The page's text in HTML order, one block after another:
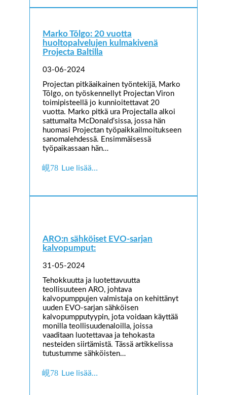
Marko Tõlgo: 20 vuotta
huoltopalvelujen kulmakivenä
Projecta Baltilla
03-06-2024
Projectan pitkäaikainen työntekijä, Marko
Tõlgo, on työskennellyt Projectan Viron
toimipisteellä jo kunnioitettavat 20
vuotta. Marko pitkä ura Projectalla alkoi
sattumalta McDonald’sissa, jossa hän
huomasi Projectan työpaikkailmoitukseen
sanomalehdessä. Ensimmäisessä
työpaikassaan hän…
Lue lisää…
ARO:n sähköiset EVO-sarjan
kalvopumput:
31-05-2024
Tehokkuutta ja luotettavuutta
teollisuuteen ARO, johtava
kalvopumppujen valmistaja on kehittänyt
uuden EVO-sarjan sähköisen
kalvopumpputyypin, jota voidaan käyttää
monilla teollisuudenaloilla, joissa
vaaditaan luotettavaa ja tehokasta
nesteiden siirtämistä. Tässä artikkelissa
tutustumme sähköisten…
Lue lisää…